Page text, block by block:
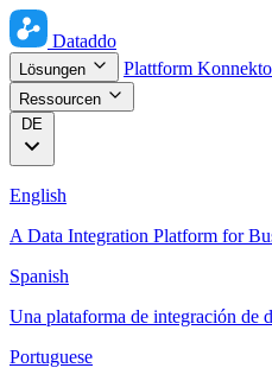
Dataddo
Lösungen Plattform
Ressourcen
DE
English
A Data Integration Platform for
Spanish
Una plataforma de integración de
Portuguese